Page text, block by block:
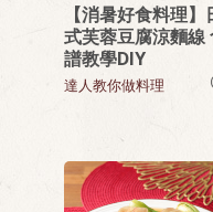
【消暑好食料理】
式芙蓉豆腐涼麵線
譜教學DIY
達人教你做料理